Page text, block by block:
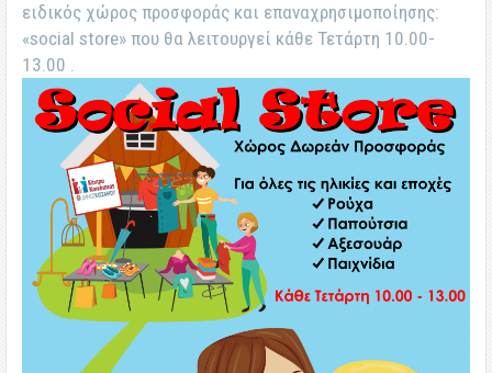
ειδικός χώρος προσφοράς και επαναχρησιμοποίησης:
«social store» που θα λειτουργεί κάθε Τετάρτη 10.00-
13.00 .